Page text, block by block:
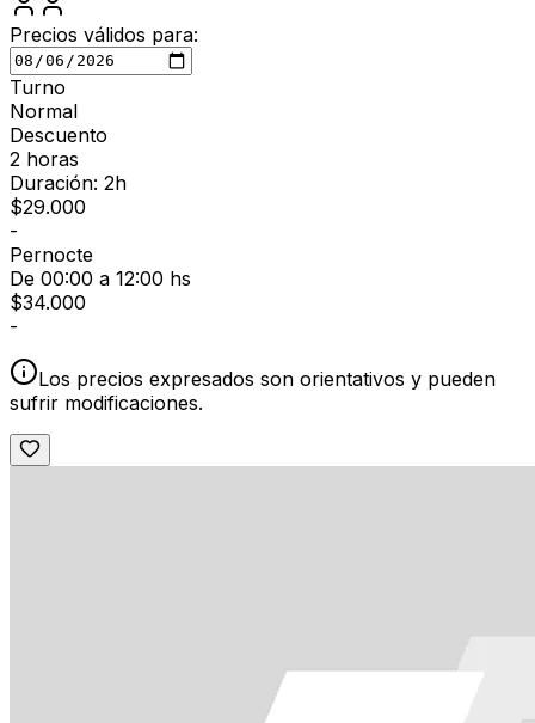
Precios válidos para:
Turno
Normal
Descuento
2 horas
Duración: 2h
$29.000
-
Pernocte
De 00:00 a 12:00 hs
$34.000
-
Los precios expresados son orientativos y pueden
sufrir modificaciones.